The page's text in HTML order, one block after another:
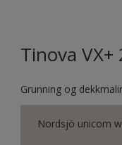
Tinova
Grunning og
Nordsjö unicorn